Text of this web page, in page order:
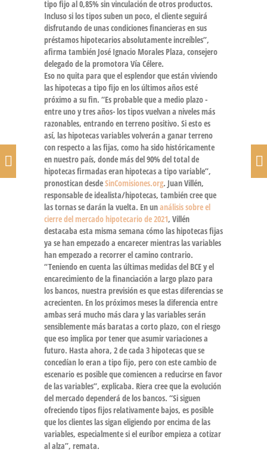
tipo fijo al 0,85% sin vinculación de otros productos.
Incluso si los tipos suben un poco, el cliente seguirá
disfrutando de unas condiciones financieras en sus
préstamos hipotecarios absolutamente increíbles”,
afirma también José Ignacio Morales Plaza, consejero
delegado de la promotora Vía Célere.
Eso no quita para que el esplendor que están viviendo
las hipotecas a tipo fijo en los últimos años esté
próximo a su fin. “Es probable que a medio plazo -
entre uno y tres años- los tipos vuelvan a niveles más
razonables, entrando en terreno positivo. Si esto es
así, las hipotecas variables volverán a ganar terreno
con respecto a las fijas, como ha sido históricamente
en nuestro país, donde más del 90% del total de
hipotecas firmadas eran hipotecas a tipo variable”,
pronostican desdeSinComisiones.org. Juan Villén,
responsable de idealista/hipotecas, también cree que
las tornas se darán la vuelta. En unanálisis sobre el
cierre del mercado hipotecario de 2021, Villén
destacaba esta misma semana cómo lashipotecas fijas
ya se han empezado a encarecermientras las variables
han empezado a recorrer el camino contrario.
“Teniendo en cuenta las últimas medidas del BCE y el
encarecimiento de la financiación a largo plazo para
los bancos, nuestra previsión es que estas diferencias se
acrecienten. En los próximos meses la diferencia entre
ambas será mucho más clara ylas variables serán
sensiblemente más baratas a corto plazo, con el riesgo
que eso implica por tener que asumir variaciones a
futuro. Hasta ahora, 2 de cada 3 hipotecas que se
concedían lo eran a tipo fijo, pero con este cambio de
escenario es posible que comiencen a reducirse en favor
de las variables”, explicaba. Riera cree que la evolución
del mercado dependerá de los bancos. “Si siguen
ofreciendo tipos fijos relativamente bajos, es posible
que los clientes las sigan eligiendo por encima de las
variables, especialmente si el euríbor empieza a cotizar
al alza”, remata.